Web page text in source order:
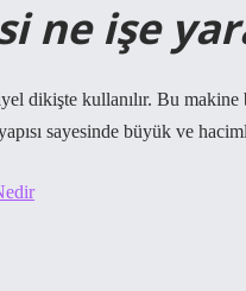
ne işe
dikişte kullanılır. Bu
sayesinde büyük ve